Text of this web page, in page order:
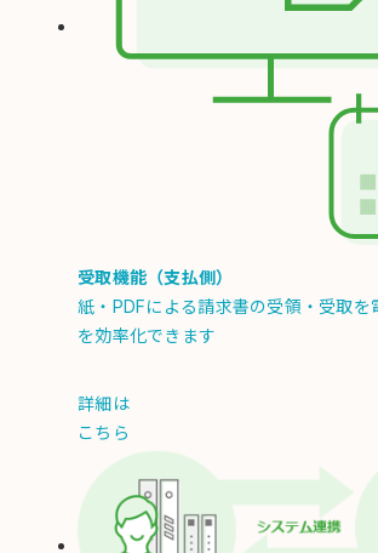
受取機能（支払側）
紙・PDFによる請求書の受領・受取を
を効率化できます
詳細は
こちら